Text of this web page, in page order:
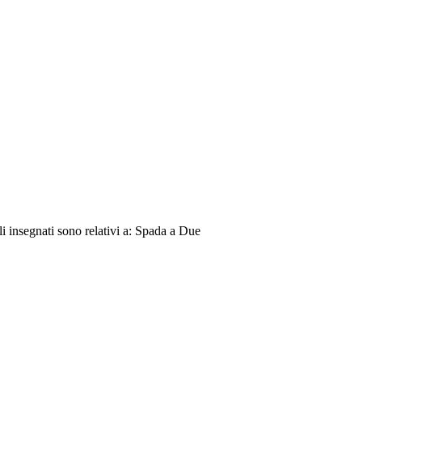
insegnati sono relativi a: Spada a Due